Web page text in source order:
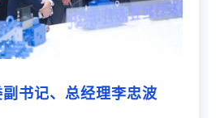
书记、总经理李忠波